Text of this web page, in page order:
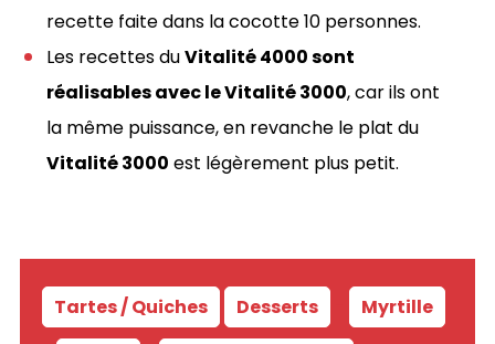
recette faite dans la cocotte 10 personnes.
Les recettes duVitalité 4000 sont
réalisables avec le Vitalité 3000, car ils ont
la même puissance, en revanche le plat du
Vitalité 3000 est légèrement plus petit.
Tartes / Quiches Desserts Myrtille